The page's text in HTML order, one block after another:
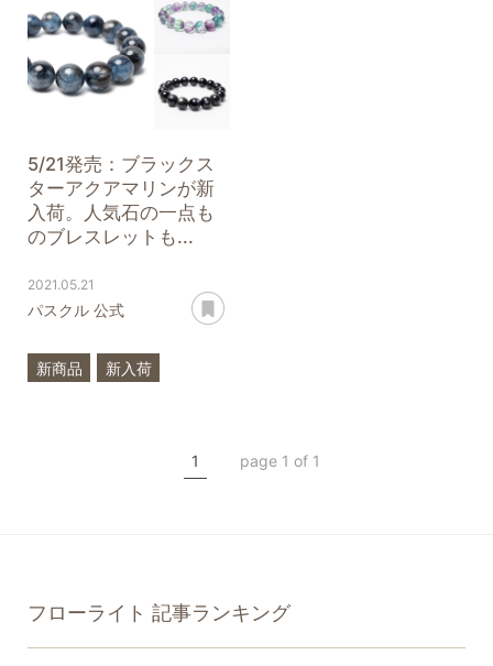
5/21発売：ブラックス
ターアクアマリンが新
入荷。人気石の一点も
のブレスレットも...
2021.05.21
パスクル 公式
新商品
新入荷
一点もの
1 page 1 of 1
フローライト 記事ランキング